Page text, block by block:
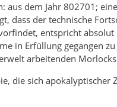
dem Jahr 802701;
dass der technische
entspricht
in Erfüllung gegangen
arbeitenden
die sich